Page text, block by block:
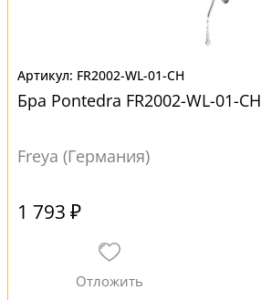
FR2002-WL-01-CH
Бра Pontedra FR2002-WL-01-CH
Freya (Германия)
1 793 ₽